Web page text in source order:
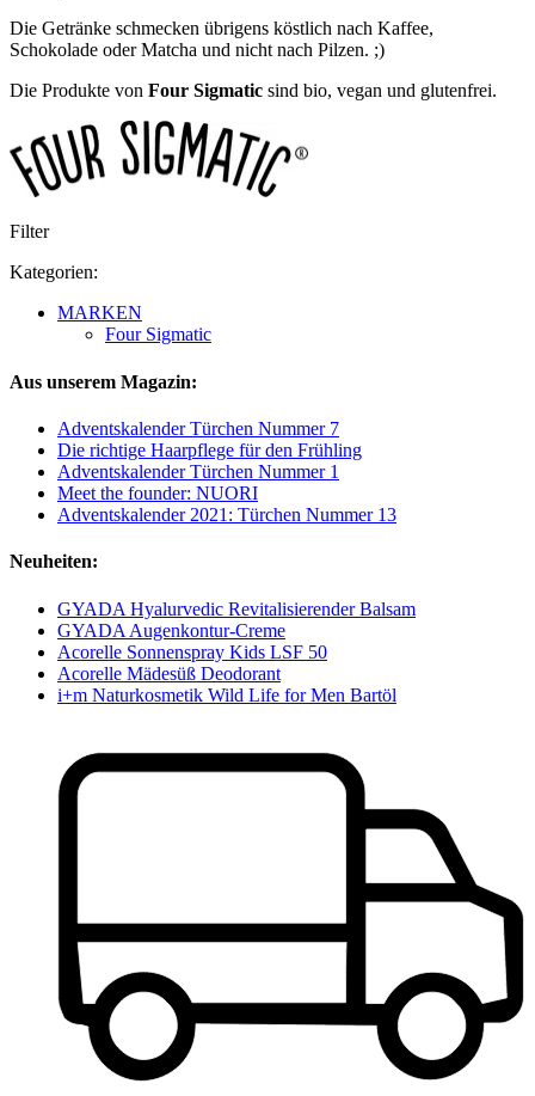
Die Getränke schmecken übrigens köstlich nach Kaffee,
Schokolade oder Matcha und nicht nach Pilzen. ;)
Die Produkte von Four Sigmatic sind bio, vegan und glutenfrei.
Filter
Kategorien:
MARKEN
Four Sigmatic
Aus unserem Magazin:
Adventskalender Türchen Nummer 7
Die richtige Haarpflege für den Frühling
Adventskalender Türchen Nummer 1
Meet the founder: NUORI
Adventskalender 2021: Türchen Nummer 13
Neuheiten:
GYADA Hyalurvedic Revitalisierender Balsam
GYADA Augenkontur-Creme
Acorelle Sonnenspray Kids LSF 50
Acorelle Mädesüß Deodorant
i+m Naturkosmetik Wild Life for Men Bartöl